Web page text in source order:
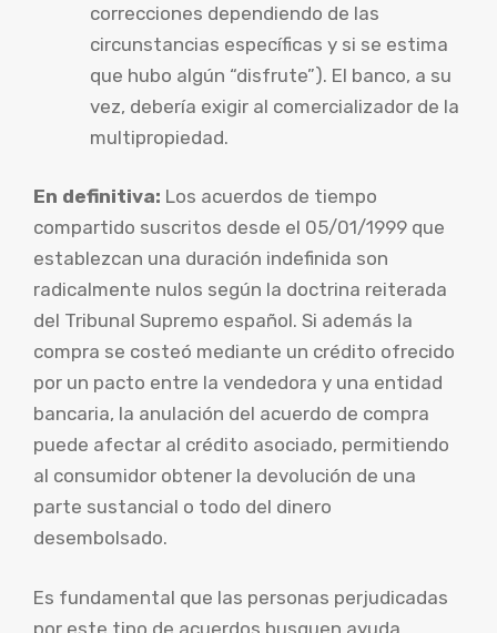
correcciones dependiendo de las
circunstancias específicas y si se estima
que hubo algún “disfrute”). El banco, a su
vez, debería exigir al comercializador de la
multipropiedad.
En definitiva: Los acuerdos de tiempo
compartido suscritos desde el 05/01/1999 que
establezcan una duración indefinida son
radicalmente nulos según la doctrina reiterada
del Tribunal Supremo español. Si además la
compra se costeó mediante un crédito ofrecido
por un pacto entre la vendedora y una entidad
bancaria, la anulación del acuerdo de compra
puede afectar al crédito asociado, permitiendo
al consumidor obtener la devolución de una
parte sustancial o todo del dinero
desembolsado.
Es fundamental que las personas perjudicadas
por este tipo de acuerdos busquen ayuda